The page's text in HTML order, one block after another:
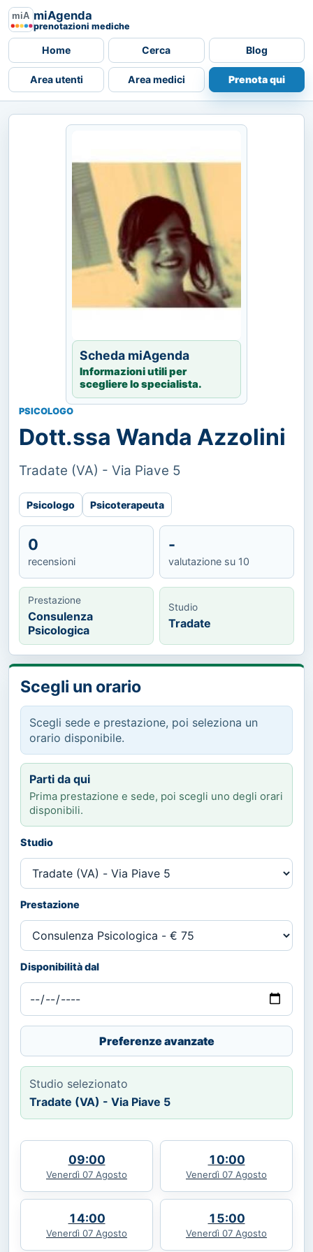
miAgenda
prenotazioni mediche
Home Cerca Blog
Area utenti Area medici Prenota qui
Scheda miAgenda
Informazioni utili per
scegliere lo specialista.
PSICOLOGO
Dott.ssa Wanda Azzolini
Tradate (VA) - Via Piave 5
Psicologo Psicoterapeuta
0
recensioni
-
valutazione su 10
Prestazione
Consulenza
Psicologica
Studio
Tradate
Scegli un orario
Scegli sede e prestazione, poi seleziona un
orario disponibile.
Parti da qui
Prima prestazione e sede, poi scegli uno degli orari
disponibili.
Studio
Prestazione
Disponibilità dal
Preferenze avanzate
Studio selezionato
Tradate (VA) - Via Piave 5
09:00
Venerdì 07 Agosto
10:00
Venerdì 07 Agosto
14:00
Venerdì 07 Agosto
15:00
Venerdì 07 Agosto